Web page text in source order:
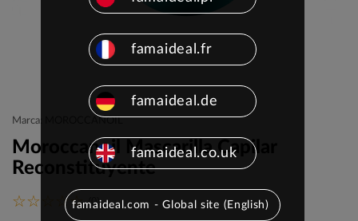
Marca: MOROCCANOIL
Moroccanoil Mascarilla Capilar
Reconstituyente
(0)
famaideal.fr
famaideal.de
famaideal.co.uk
famaideal.com - Global site (English)